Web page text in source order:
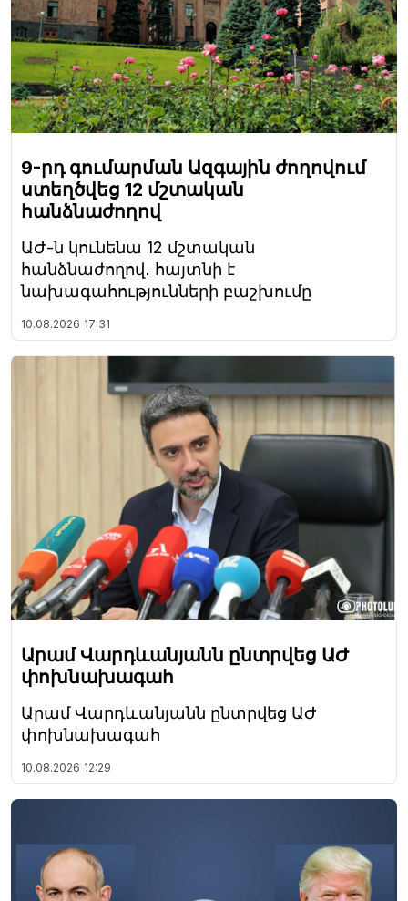
9-րդ գումարման Ազգային ժողովում
ստեղծվեց 12 մշտական
հանձնաժողով
ԱԺ-ն կունենա 12 մշտական
հանձնաժողով․ հայտնի է
նախագահությունների բաշխումը
10.08.2026 17:31
Արամ Վարդևանյանն ընտրվեց ԱԺ
փոխնախագահ
Արամ Վարդևանյանն ընտրվեց ԱԺ
փոխնախագահ
10.08.2026 12:29